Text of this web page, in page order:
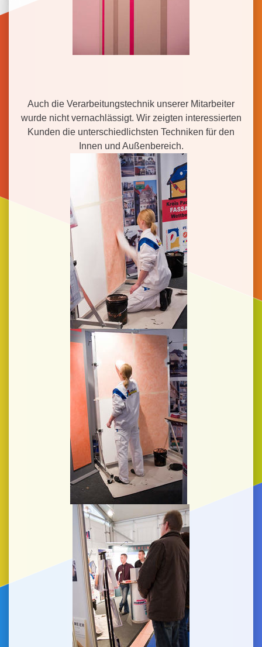
Auch die Verarbeitungstechnik unserer Mitarbeiter
wurde nicht vernachlässigt. Wir zeigten interessierten
Kunden die unterschiedlichsten Techniken für den
Innen und Außenbereich.